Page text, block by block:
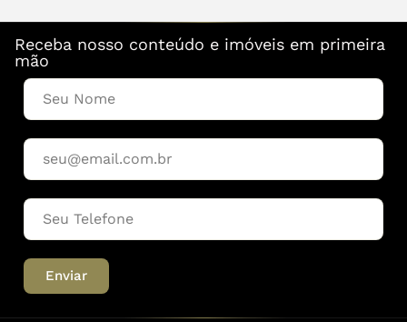
Receba nosso conteúdo e imóveis em primeira
mão
Enviar